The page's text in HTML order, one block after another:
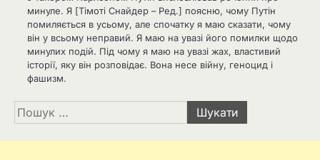
минуле. Я [Тімоті Снайдер – Ред.] поясню, чому Путін
помиляється в усьому, але спочатку я маю сказати, чому
він у всьому неправий. Я маю на увазі його помилки щодо
минулих подій. Під чому я маю на увазі жах, властивий
історії, яку він розповідає. Вона несе війну, геноцид і
фашизм.
Пошук: